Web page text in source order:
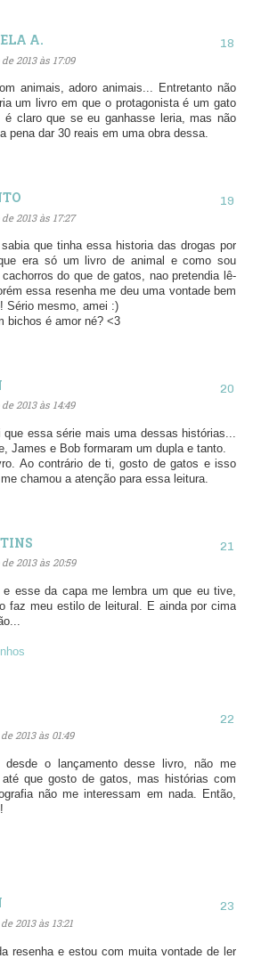
A.
2013 às 17:09
animais, adoro animais... Entretanto não
um livro em que o protagonista é um gato
é claro que se eu ganhasse leria, mas não
pena dar 30 reais em uma obra dessa.
2013 às 17:27
que tinha essa historia das drogas por
era só um livro de animal e como sou
do que de gatos, nao pretendia lê-
essa resenha me deu uma vontade bem
Sério mesmo, amei :)
bichos é amor né? <3
2013 às 14:49
que essa série mais uma dessas histórias...
James e Bob formaram um dupla e tanto.
Ao contrário de ti, gosto de gatos e isso
chamou a atenção para essa leitura.
2013 às 20:59
e esse da capa me lembra um que eu tive,
faz meu estilo de leitural. E ainda por cima
2013 às 01:49
desde o lançamento desse livro, não me
que gosto de gatos, mas histórias com
não me interessam em nada. Então,
2013 às 13:21
resenha e estou com muita vontade de ler